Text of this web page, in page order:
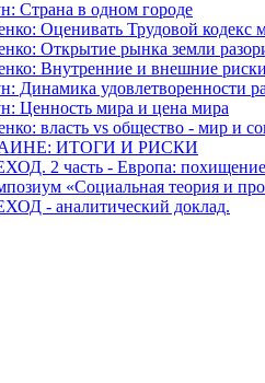
Страна в одном городе
Оценивать Трудовой кодекс
Открытие рынка земли
Внутренние и внешние
Динамика удовлетворенности
Ценность мира и цена мира
власть vs общество - мир и
ИТОГИ И РИСКИ
2 часть - Европа: похищение
«Социальная теория и
- аналитический доклад.